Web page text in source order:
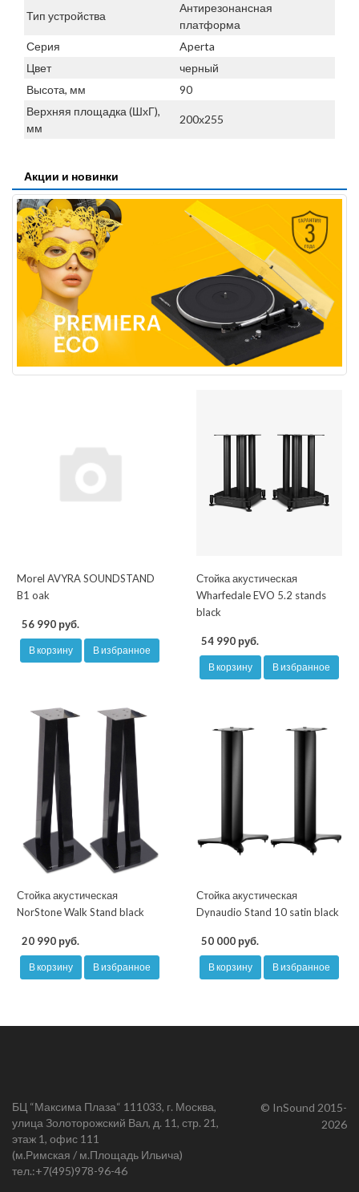
Тип устройства
Антирезонансная
платформа
Серия
Aperta
Цвет
черный
Высота, мм
90
Верхняя площадка (ШхГ),
мм
200х255
Акции и новинки
Morel AVYRA SOUNDSTAND
B1 oak
56 990 руб.
В корзину В избранное
Стойка акустическая
Wharfedale EVO 5.2 stands
black
54 990 руб.
В корзину В избранное
Стойка акустическая
NorStone Walk Stand black
20 990 руб.
В корзину В избранное
Стойка акустическая
Dynaudio Stand 10 satin black
50 000 руб.
В корзину В избранное
БЦ “Максима Плаза“ 111033, г. Москва,
улица Золоторожский Вал, д. 11, стр. 21,
этаж 1, офис 111
(м.Римская / м.Площадь Ильича)
тел.:+7(495)978-96-46
© InSound 2015-
2026